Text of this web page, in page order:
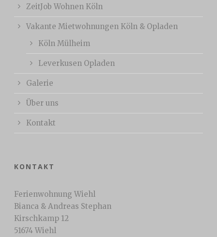
ZeitJob Wohnen Köln
Vakante Mietwohnungen Köln & Opladen
Köln Mülheim
Leverkusen Opladen
Galerie
Über uns
Kontakt
KONTAKT
Ferienwohnung Wiehl
Bianca & Andreas Stephan
Kirschkamp 12
51674 Wiehl